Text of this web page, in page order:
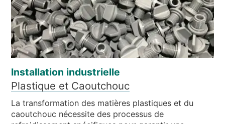
Installation industrielle
Plastique et Caoutchouc
La transformation des matières plastiques et du
caoutchouc nécessite des processus de